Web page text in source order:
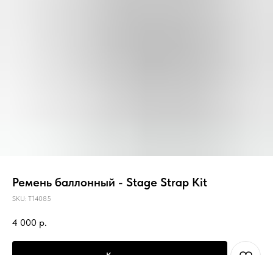
Ремень баллонный - Stage Strap Kit
SKU: T14085
4 000 р.